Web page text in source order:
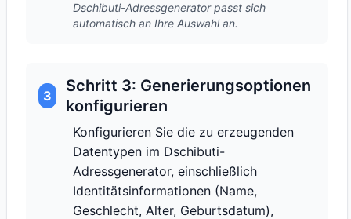
Dschibuti-Adressgenerator passt sich
automatisch an Ihre Auswahl an.
3
Schritt 3: Generierungsoptionen
konfigurieren
Konfigurieren Sie die zu erzeugenden
Datentypen im Dschibuti-
Adressgenerator, einschließlich
Identitätsinformationen (Name,
Geschlecht, Alter, Geburtsdatum),